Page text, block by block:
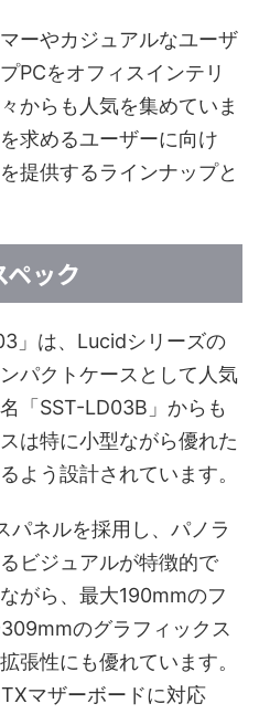
ーやカジュアルなユーザ
PCをオフィスインテリ
からも人気を集めていま
求めるユーザーに向け
提供するラインナップと
ック
」は、Lucidシリーズの
パクトケースとして人気
「SST-LD03B」からも
は特に小型ながら優れた
よう設計されています。
パネルを採用し、パノラ
ビジュアルが特徴的で
がら、最大190mmのフ
のグラフィックス
張性にも優れています。
マザーボードに対応